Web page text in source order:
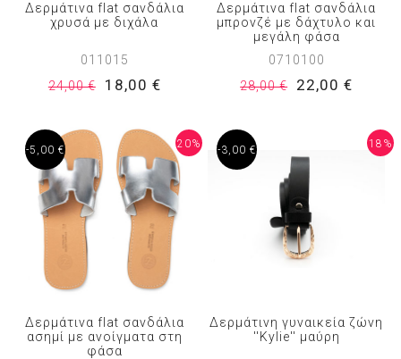
Δερμάτινα flat σανδάλια
χρυσά με διχάλα
011015
24,00 €
18,00 €
Δερμάτινα flat σανδάλια
μπρονζέ με δάχτυλο και
μεγάλη φάσα
0710100
28,00 €
22,00 €
20%
-5,00 €
Δερμάτινα flat σανδάλια
ασημί με ανοίγματα στη
φάσα
18%
-3,00 €
Δερμάτινη γυναικεία ζώνη
''Kylie'' μαύρη